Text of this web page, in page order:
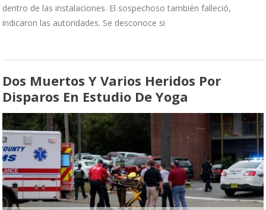
dentro de las instalaciones. El sospechoso también falleció,
indicaron las autoridades. Se desconoce si
Dos Muertos Y Varios Heridos Por
Disparos En Estudio De Yoga